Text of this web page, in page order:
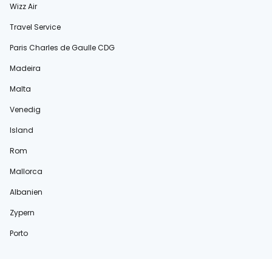
Wizz Air
Travel Service
Paris Charles de Gaulle CDG
Madeira
Malta
Venedig
Island
Rom
Mallorca
Albanien
Zypern
Porto